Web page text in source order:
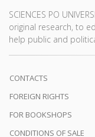
SCIENCES PO
original research, to
help public and
CONTACTS
FOREIGN RIGHTS
FOR BOOKSHOPS
CONDITIONS OF SALE